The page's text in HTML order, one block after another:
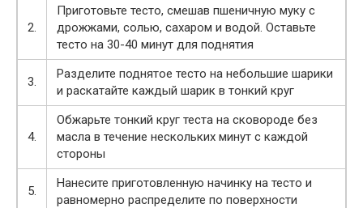
2.
Приготовьте тесто, смешав пшеничную муку с
дрожжами, солью, сахаром и водой. Оставьте
тесто на 30-40 минут для поднятия
3.
Разделите поднятое тесто на небольшие шарики
и раскатайте каждый шарик в тонкий круг
4.
Обжарьте тонкий круг теста на сковороде без
масла в течение нескольких минут с каждой
стороны
5.
Нанесите приготовленную начинку на тесто и
равномерно распределите по поверхности